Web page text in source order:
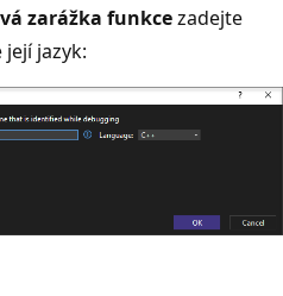
zarážka funkcezadejte
jazyk: